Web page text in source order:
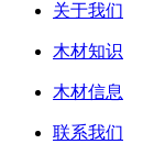
关于我们
木材知识
木材信息
联系我们